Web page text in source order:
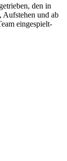
den in
Aufstehen und ab
eingespielt-